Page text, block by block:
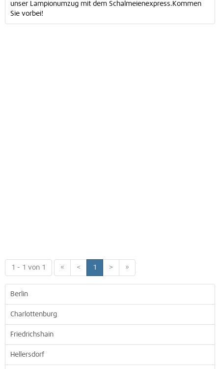
unser Lampionumzug mit dem Schalmeienexpress.Kommen
Sie vorbei!
1 - 1 von 1 « < 1 > »
Berlin
Charlottenburg
Friedrichshain
Hellersdorf